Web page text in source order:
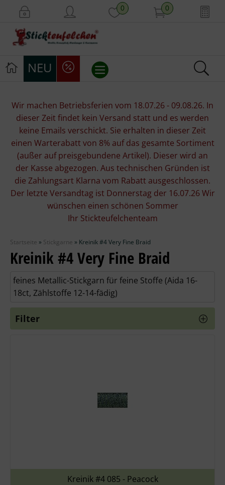
0 0
NEU
Stickpackungen
Stickgarne
Stoffe
Mill Hill Beads
Wolle
Stricknadeln
Ausverkauf
Wir machen Betriebsferien vom 18.07.26 - 09.08.26. In
dieser Zeit findet kein Versand statt und es werden
keine Emails verschickt. Sie erhalten in dieser Zeit
einen Warterabatt von 8% auf das gesamte Sortiment
(außer auf preisgebundene Artikel). Dieser wird an
der Kasse abgezogen. Aus technischen Gründen ist
die Zahlungsart Klarna vom Rabatt ausgeschlossen.
Der letzte Versandtag ist Donnerstag der 16.07.26 Wir
wünschen einen schönen Sommer
Ihr Stickteufelchenteam
Startseite » Stickgarne » Kreinik #4 Very Fine Braid
Kreinik #4 Very Fine Braid
feines Metallic-Stickgarn für feine Stoffe (Aida 16-
18ct, Zählstoffe 12-14-fädig)
Filter
Kreinik #4 085 - Peacock